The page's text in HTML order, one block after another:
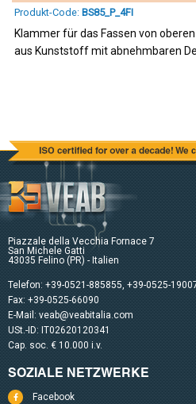
Produkt-Code: BS85_P_4FI
Klammer für das Fassen von
aus Kunststoff mit abnehmbaren
Piazzale della Vecchia Fornace 7
San Michele Gatti
43035 Felino (PR) - Italien
Telefon: +39-0521-885855, +39-0525-
Fax: +39-0525-66090
E-Mail: veab@veabitalia.com
USt.-ID: IT02620120341
Cap. soc. € 10.000 i.v.
SOZIALE NETZWERKE
Facebook